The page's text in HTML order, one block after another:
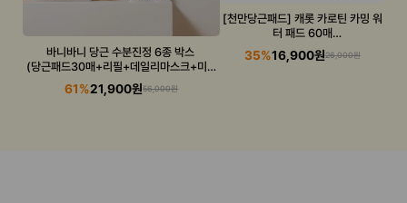
바니바니 당근 수분진정 6종 박스
(당근패드30매+리필+데일리마스크+미니
61%21,900원56,000원
[천만당근패드] 캐롯 카로틴 카밍 워
터 패드 60매
(캐롯패드+수분선 증정)
35%16,900원26,000원